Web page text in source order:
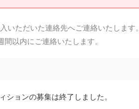
いただいた連絡先へご連絡いたします。
以内にご連絡いたします。
ションの募集は終了しました。